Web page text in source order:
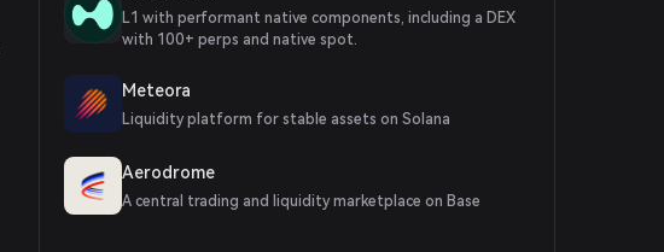
L1 with performant native components, including a DEX
with 100+ perps and native spot.
Meteora
Liquidity platform for stable assets on Solana
Aerodrome
A central trading and liquidity marketplace on Base